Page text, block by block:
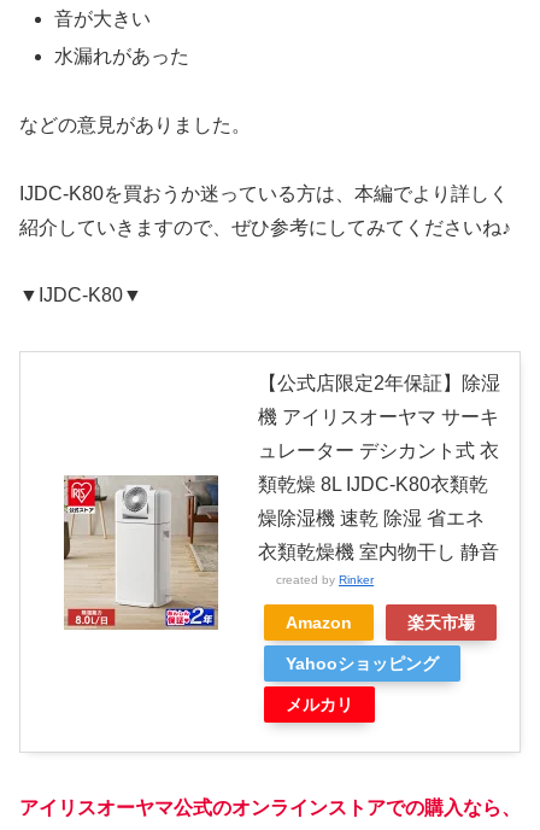
音が大きい
水漏れがあった
などの意見がありました。
IJDC-K80を買おうか迷っている方は、本編でより詳しく
紹介していきますので、ぜひ参考にしてみてくださいね♪
▼IJDC-K80▼
【公式店限定2年保証】除湿
機 アイリスオーヤマ サーキ
ュレーター デシカント式 衣
類乾燥 8L IJDC-K80衣類乾
燥除湿機 速乾 除湿 省エネ
衣類乾燥機 室内物干し 静音
created by Rinker
Amazon 楽天市場
Yahooショッピング
メルカリ
アイリスオーヤマ公式のオンラインストアでの購入なら、